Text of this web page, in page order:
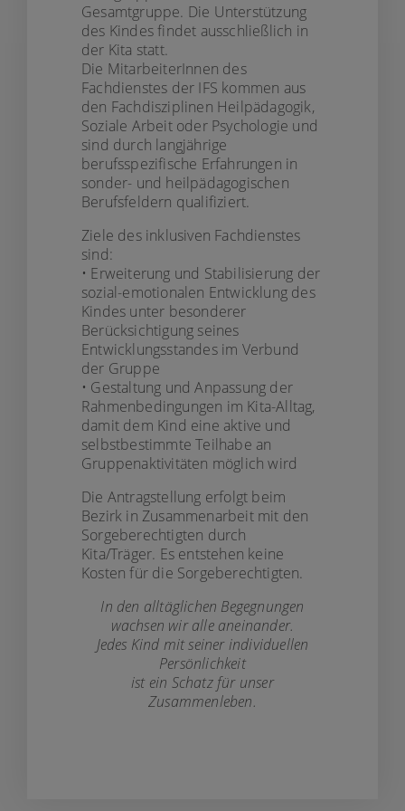
Gesamtgruppe. Die Unterstützung
des Kindes findet ausschließlich in
der Kita statt.
Die MitarbeiterInnen des
Fachdienstes der IFS kommen aus
den Fachdisziplinen Heilpädagogik,
Soziale Arbeit oder Psychologie und
sind durch langjährige
berufsspezifische Erfahrungen in
sonder- und heilpädagogischen
Berufsfeldern qualifiziert.
Ziele des inklusiven Fachdienstes
sind:
• Erweiterung und Stabilisierung der
sozial-emotionalen Entwicklung des
Kindes unter besonderer
Berücksichtigung seines
Entwicklungsstandes im Verbund
der Gruppe
• Gestaltung und Anpassung der
Rahmenbedingungen im Kita-Alltag,
damit dem Kind eine aktive und
selbstbestimmte Teilhabe an
Gruppenaktivitäten möglich wird
Die Antragstellung erfolgt beim
Bezirk in Zusammenarbeit mit den
Sorgeberechtigten durch
Kita/Träger. Es entstehen keine
Kosten für die Sorgeberechtigten.
In den alltäglichen Begegnungen
wachsen wir alle aneinander.
Jedes Kind mit seiner individuellen
Persönlichkeit
ist ein Schatz für unser
Zusammenleben.